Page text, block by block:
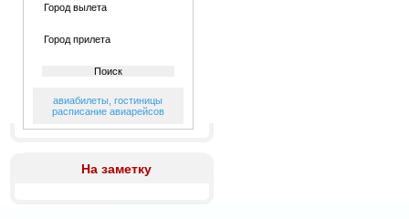
авиабилеты ,гостиницы
расписание авиарейсов
На заметку